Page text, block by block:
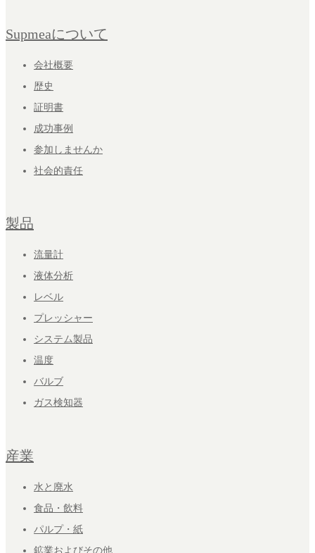
Supmeaについて
会社概要
歴史
証明書
成功事例
参加しませんか
社会的責任
製品
流量計
液体分析
レベル
プレッシャー
システム製品
温度
バルブ
ガス検知器
産業
水と廃水
食品・飲料
パルプ・紙
鉱業およびその他